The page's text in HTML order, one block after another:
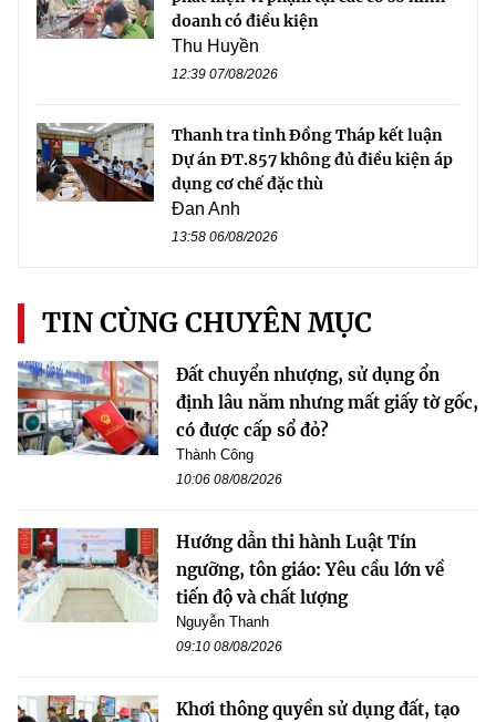
doanh có điều kiện
Thu Huyền
12:39 07/08/2026
Thanh tra tỉnh Đồng Tháp kết luận
Dự án ĐT.857 không đủ điều kiện áp
dụng cơ chế đặc thù
Đan Anh
13:58 06/08/2026
TIN CÙNG CHUYÊN MỤC
Đất chuyển nhượng, sử dụng ổn
định lâu năm nhưng mất giấy tờ gốc,
có được cấp sổ đỏ?
Thành Công
10:06 08/08/2026
Hướng dẫn thi hành Luật Tín
ngưỡng, tôn giáo: Yêu cầu lớn về
tiến độ và chất lượng
Nguyễn Thanh
09:10 08/08/2026
Khơi thông quyền sử dụng đất, tạo